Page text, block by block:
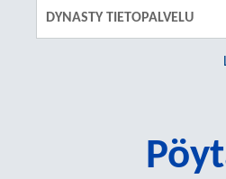
DYNASTY TIETOPALVELU